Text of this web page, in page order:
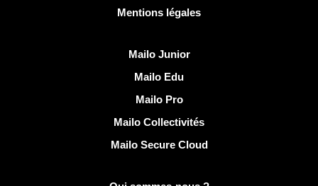
Mentions légales
Mailo Junior
Mailo Edu
Mailo Pro
Mailo Collectivités
Mailo Secure Cloud